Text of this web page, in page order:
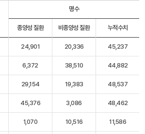
명수
종양성 질환 비종양성 질환 누적수치
24,901 20,336 45,237
6,372 38,510 44,882
29,154 19,383 48,537
45,376 3,086 48,462
1,070 10,516 11,586